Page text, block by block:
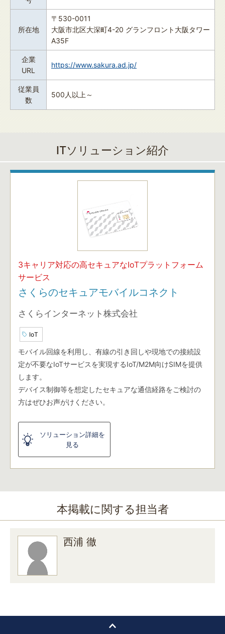
所在地
〒530-0011
大阪市北区大深町4-20 グランフロント大阪タワー
A35F
企業
URL
https://www.sakura.ad.jp/
従業員
数
500人以上～
ITソリューション紹介
3キャリア対応の高セキュアなIoTプラットフォーム
サービス
さくらのセキュアモバイルコネクト
さくらインターネット株式会社
IoT
モバイル回線を利用し、有線の引き回しや現地での接続設
定が不要なIoTサービスを実現するIoT/M2M向けSIMを提供
します。
デバイス制御等を想定したセキュアな通信経路をご検討の
方はぜひお声がけください。
ソリューション詳細を
見る
本掲載に関する担当者
西浦 徹